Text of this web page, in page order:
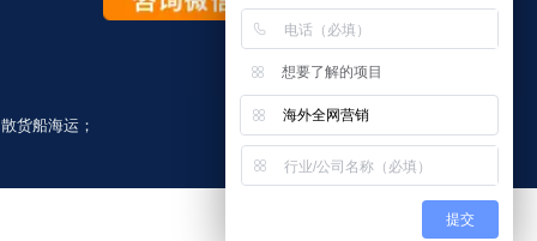
散货船海运 ；
想要了解的项目
海外全网营销
提交